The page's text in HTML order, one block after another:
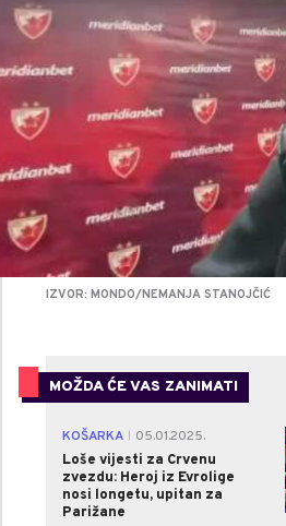
IZVOR: MONDO/NEMANJA STANOJČIĆ
MOŽDA ĆE VAS ZANIMATI
KOŠARKA
05.01.2025.
Loše vijesti za Crvenu
zvezdu: Heroj iz Evrolige
nosi longetu, upitan za
Parižane